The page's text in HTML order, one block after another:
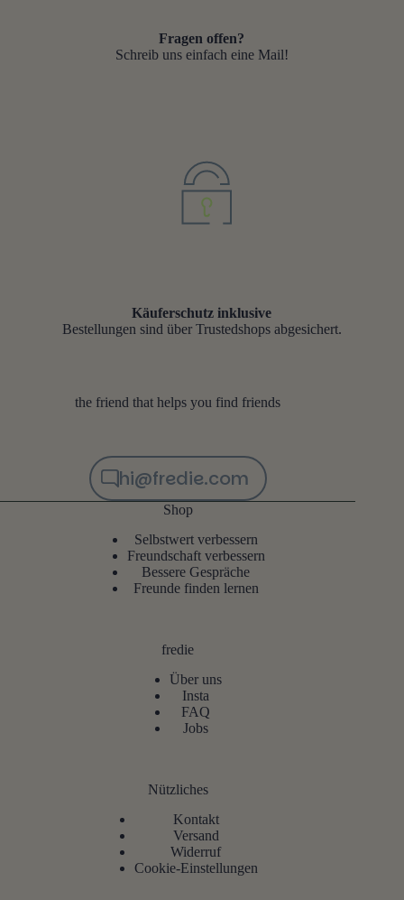
Fragen offen?
Schreib uns einfach eine Mail!
Käuferschutz inklusive
Bestellungen sind über Trustedshops abgesichert.
the friend that helps you find friends
hi@fredie.com
Shop
Selbstwert verbessern
Freundschaft verbessern
Bessere Gespräche
Freunde finden lernen
fredie
Über uns
Insta
FAQ
Jobs
Nützliches
Kontakt
Versand
Widerruf
Cookie-Einstellungen